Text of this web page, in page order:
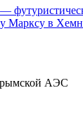
Марксу в